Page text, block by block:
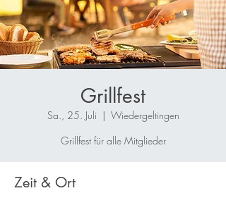
Grillfest
Sa., 25. Juli
  |
Wiedergeltingen
Grillfest für alle Mitglieder
Zeit & Ort